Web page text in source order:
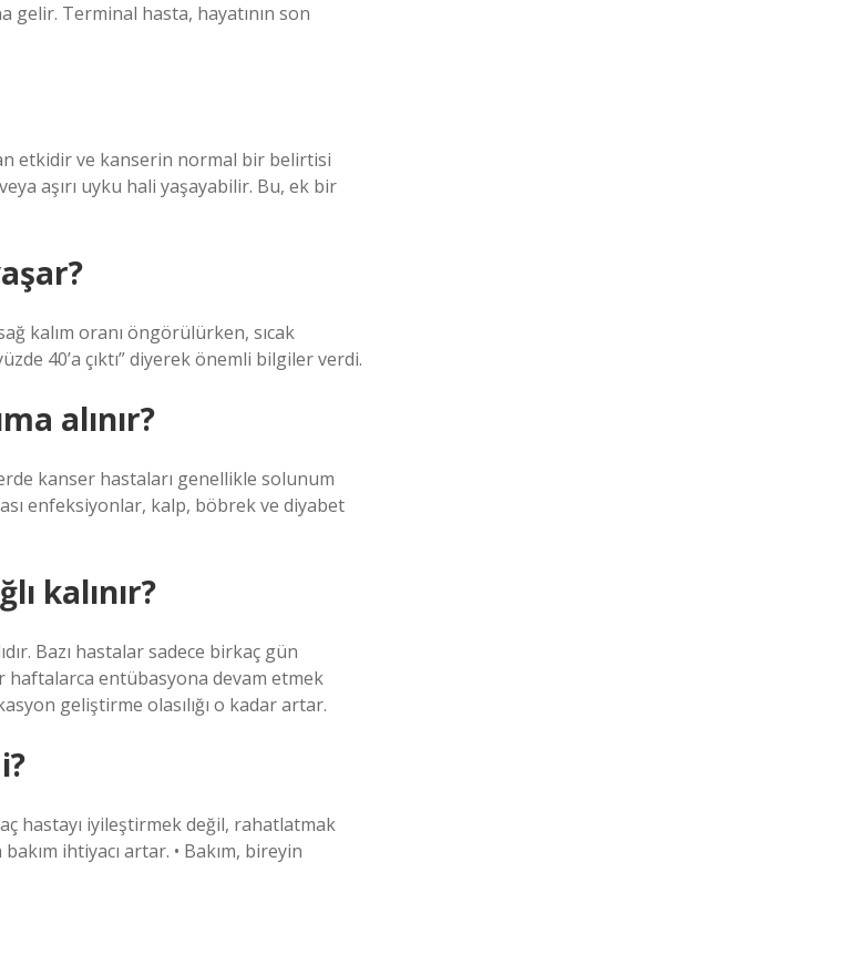
gelir. Terminal hasta, hayatının son
etkidir ve kanserin normal bir belirtisi
aşırı uyku hali yaşayabilir. Bu, ek bir
kalım oranı öngörülürken, sıcak
40’a çıktı” diyerek önemli bilgiler verdi.
alınır?
kanser hastaları genellikle solunum
enfeksiyonlar, kalp, böbrek ve diyabet
kalınır?
Bazı hastalar sadece birkaç gün
haftalarca entübasyona devam etmek
geliştirme olasılığı o kadar artar.
hastayı iyileştirmek değil, rahatlatmak
ihtiyacı artar. • Bakım, bireyin